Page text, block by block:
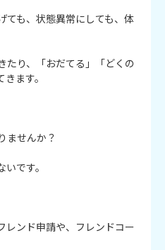
ても、状態異常にしても、体
たり、「おだてる」「どくの
ます。
ませんか？
です。
ンド申請や、フレンドコー